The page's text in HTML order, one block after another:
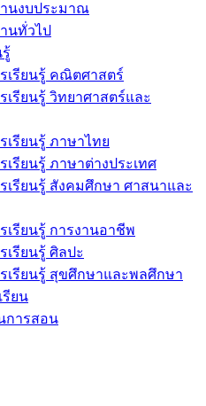
นงบประมาณ
นทั่วไป
เรียนรู้ คณิตศาสตร์
เรียนรู้ วิทยาศาสตร์และ
เรียนรู้ ภาษาไทย
เรียนรู้ ภาษาต่างประเทศ
เรียนรู้ สังคมศึกษา ศาสนาและ
เรียนรู้ การงานอาชีพ
เรียนรู้ ศิลปะ
เรียนรู้ สุขศึกษาและพลศึกษา
ยน
การสอน